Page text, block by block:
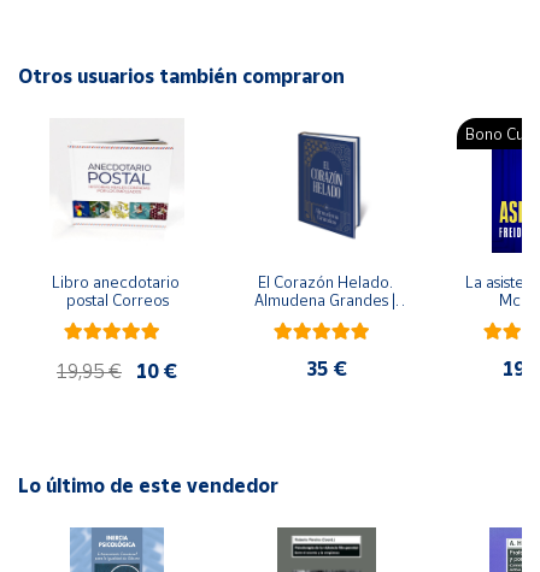
Cuenta
Península
Baleares
ISBN: 9788499068374
Idioma: Catalán
Otros usuarios también compraron
Libro anecdotario
postal Correos
19,95 € 10 €
El Corazón Helado.
Almudena Grandes |
Edición especial de
lujo | Libro con sello y
35 €
Bono
La
Lo último de este vendedor